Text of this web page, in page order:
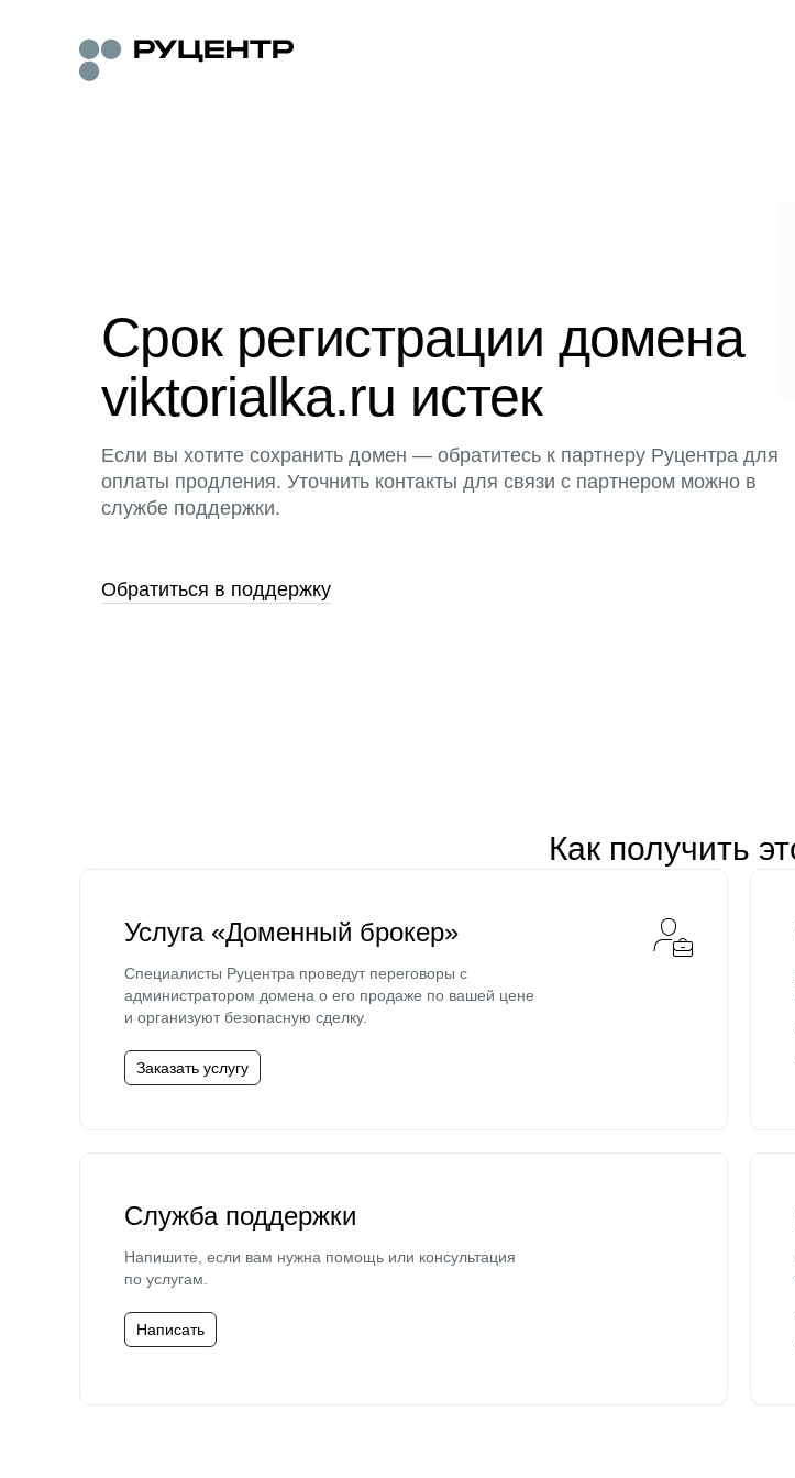
Срок регистрации домена
viktorialka.ru истек
Если вы хотите сохранить домен — обратитесь к партнеру Руцентра для
оплаты продления. Уточнить контакты для связи с партнером можно в
службе поддержки.
Обратиться в поддержку
Как получить
Услуга «Доменный брокер»
Специалисты Руцентра проведут переговоры с
администратором домена о его продаже по вашей цене
и организуют безопасную сделку.
Заказать услугу
Служба поддержки
Напишите, если вам нужна помощь или консультация
по услугам.
Написать